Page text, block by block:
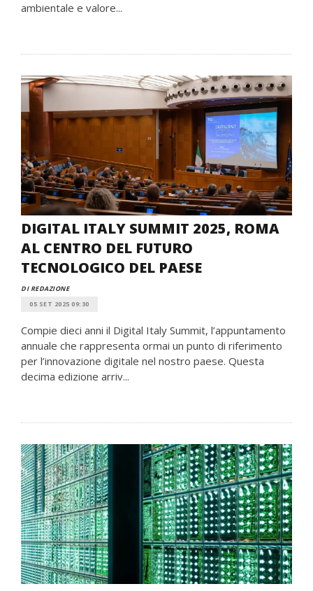
ambientale e valore...
DIGITAL ITALY SUMMIT 2025, ROMA
AL CENTRO DEL FUTURO
TECNOLOGICO DEL PAESE
DI REDAZIONE
05 SET 2025 09:30
Compie dieci anni il Digital Italy Summit, l’appuntamento
annuale che rappresenta ormai un punto di riferimento
per l’innovazione digitale nel nostro paese. Questa
decima edizione arriv...